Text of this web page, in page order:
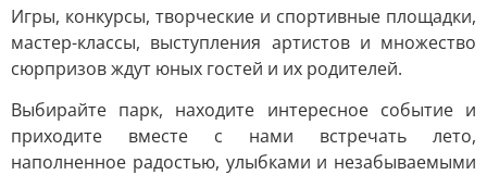
Игры, конкурсы, творческие и спортивные площадки,
мастер-классы, выступления артистов и множество
сюрпризов ждут юных гостей и их родителей.
Выбирайте парк, находите интересное событие и
приходите вместе с нами встречать лето,
наполненное радостью, улыбками и незабываемыми